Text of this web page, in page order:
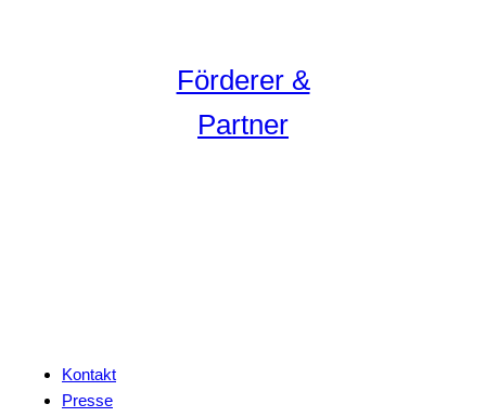
Förderer &
Partner
Kontakt
Presse